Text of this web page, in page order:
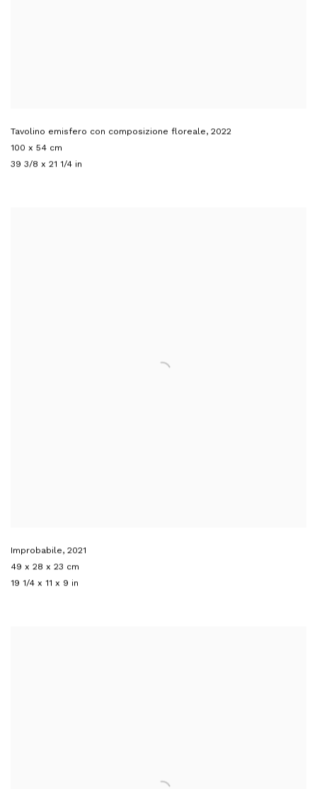
Tavolino emisfero con composizione floreale, 2022
100 x 54 cm
39 3/8 x 21 1/4 in
Improbabile, 2021
49 x 28 x 23 cm
19 1/4 x 11 x 9 in